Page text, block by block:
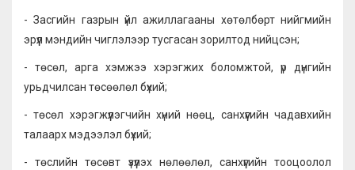
- Засгийн газрын үйл ажиллагааны хөтөлбөрт нийгмийн
эрүүл мэндийн чиглэлээр тусгасан зорилтод нийцсэн;
- төсөл, арга хэмжээ хэрэгжих боломжтой, үр дүнгийн
урьдчилсан төсөөлөл бүхий;
- төсөл хэрэгжүүлэгчийн хүний нөөц, санхүүгийн чадавхийн
талаарх мэдээлэл бүхий;
- төслийн төсөвт үзүүлэх нөлөөлөл, санхүүгийн тооцоолол